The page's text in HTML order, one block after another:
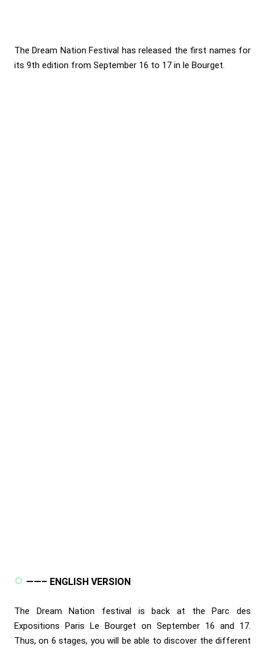
The Dream Nation Festival has released the first names for
its 9th edition from September 16 to 17 in le Bourget.
——– ENGLISH VERSION
The Dream Nation festival is back at the Parc des
Expositions Paris Le Bourget on September 16 and 17.
Thus, on 6 stages, you will be able to discover the different